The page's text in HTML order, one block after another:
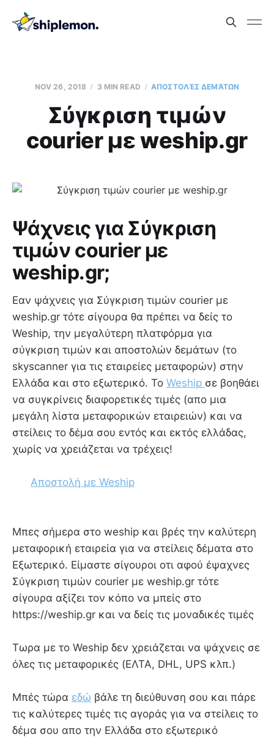
NOV 26, 2018 3 MIN READ AΠΟΣΤΟΛΈΣ ΔΕΜΆΤΩΝ
Σύγκριση τιμών
courier με weship.gr
Ψάχνεις για Σύγκριση
τιμών courier με
weship.gr;
Εαν ψάχνεις για Σύγκριση τιμών courier με
weship.gr τότε σίγουρα θα πρέπει να δείς το
Weship, την μεγαλύτερη πλατφόρμα για
σύγκριση τιμών και αποστολών δεμάτων (το
skyscanner για τις εταιρείες μεταφορών) στην
Ελλάδα και στο εξωτερικό. Το Weship σε βοηθάει
να συγκρίνεις διαφορετικές τιμές (απο μια
μεγάλη λίστα μεταφορικών εταιρειών) και να
στείλεις το δέμα σου εντός και εκτός ελλάδας,
χωρίς να χρειάζεται να τρέχεις!
Αποστολή με Weship
Mπες σήμερα στο weship και βρές την καλύτερη
μεταφορική εταιρεία για να στείλεις δέματα στο
Εξωτερικό. Είμαστε σίγουροι οτι αφού έψαχνες
Σύγκριση τιμών courier με weship.gr τότε
σίγουρα αξίζει τον κόπο να μπείς στο
https://weship.gr και να δείς τις μοναδικές τιμές
Τωρα με το Weship δεν χρειάζεται να ψάχνεις σε
όλες τις μεταφορικές (ΕΛΤΑ, DHL, UPS κλπ.)
Μπές τώρα εδώ βάλε τη διεύθυνση σου και πάρε
τις καλύτερες τιμές τις αγοράς για να στείλεις το
δέμα σου απο την Ελλάδα στο εξωτερικό